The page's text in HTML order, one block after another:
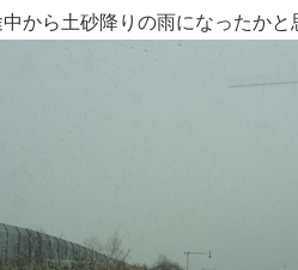
から土砂降りの雨になったか